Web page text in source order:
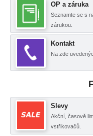
OP a záruka
Seznamte se s
zárukou.
Kontakt
Na zde
Slevy
Akční, časově
vstřikovačů.